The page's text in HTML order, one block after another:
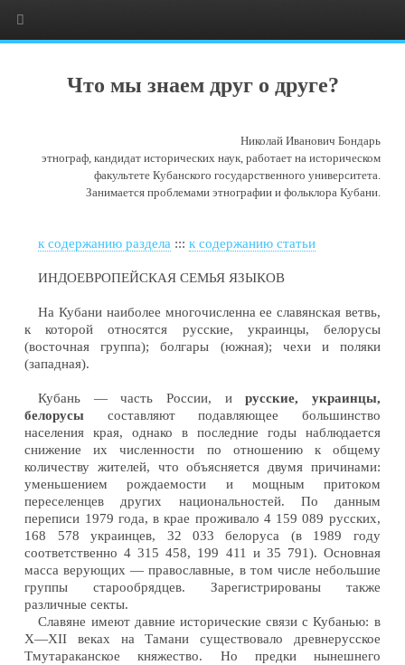
Что мы знаем друг о друге?
Николай Иванович Бондарь
этнограф, кандидат исторических наук, работает на историческом
факультете Кубанского государственного университета.
Занимается проблемами этнографии и фольклора Кубани.
к содержанию раздела :::к содержанию статьи
ИНДОЕВРОПЕЙСКАЯ СЕМЬЯ ЯЗЫКОВ
На Кубани наиболее многочисленна ее славянская ветвь,
к которой относятся русские, украинцы, белорусы
(восточная группа); болгары (южная); чехи и поляки
(западная).
Кубань — часть России, ирусские, украинцы,
белорусы составляют подавляющее большинство
населения края, однако в последние годы наблюдается
снижение их численности по отношению к общему
количеству жителей, что объясняется двумя причинами:
уменьшением рождаемости и мощным притоком
переселенцев других национальностей. По данным
переписи 1979 года, в крае проживало 4 159 089 русских,
168 578 украинцев, 32 033 белоруса (в 1989 году
соответственно 4 315 458, 199 411 и 35 791). Основная
масса верующих — православные, в том числе небольшие
группы старообрядцев. Зарегистрированы также
различные секты.
Славяне имеют давние исторические связи с Кубанью: в
X—XII веках на Тамани существовало древнерусское
Тмутараканское княжество. Но предки нынешнего